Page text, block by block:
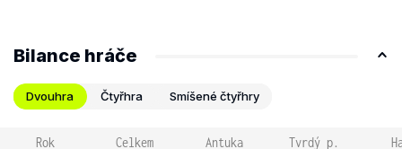
Bilance hráče
Dvouhra Čtyřhra Smíšené čtyřhry
Rok Celkem Antuka Tvrdý p.